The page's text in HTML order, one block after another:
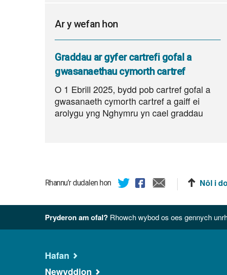
Ar y wefan hon
Graddau ar gyfer cartrefi gofal a
gwasanaethau cymorth cartref
O 1 Ebrill 2025, bydd pob cartref gofal a
gwasanaeth cymorth cartref a gaiff ei
arolygu yng Nghymru yn cael graddau
Rhannu’r dudalen hon Nôl i
Pryderon am ofal? Rhowch wybod os oes gennych
Hafan
Newyddion